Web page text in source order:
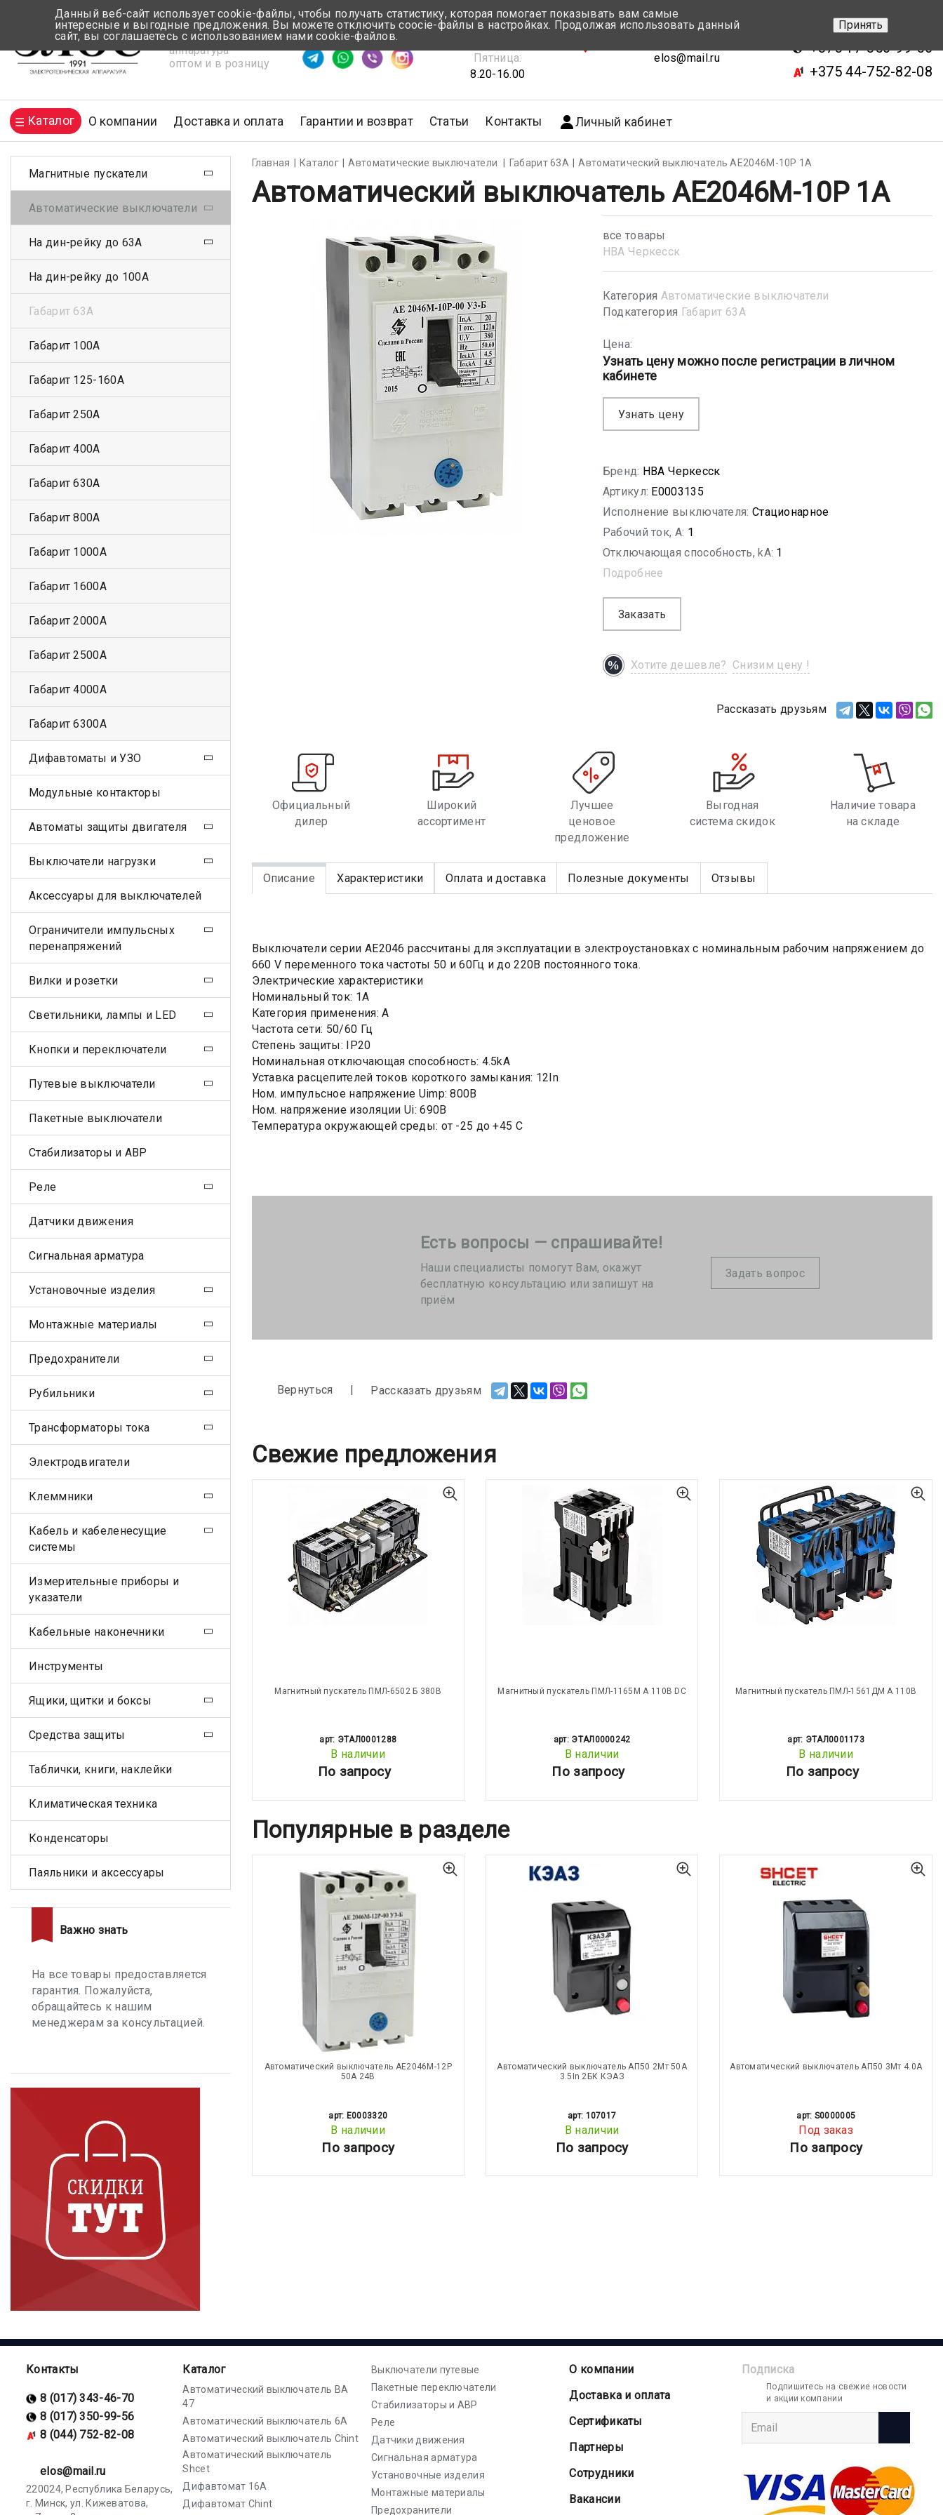
Электротехническая
аппаратура
оптом и в розницу
Время ответа ≈ 5 мин
Понедельник-Четверг:
Пятница:
8.20-16.00
elos@mail.ru
+375 17-343-46-70
+375 17-350-99-56
+375 44-752-82-08
Каталог О компании Доставка и оплата Гарантии и возврат Статьи Контакты Личный кабинет
Главная Каталог Автоматические выключатели Габарит 63А Автоматический выключатель АЕ2046М-10Р 1А
Автоматический выключатель АЕ2046М-10Р 1А
все товары
НВА Черкесск
Категория Автоматические выключатели
Подкатегория Габарит 63А
Цена:
Узнать цену можно после регистрации в личном
кабинете
Узнать цену
Бренд: НВА Черкесск
Артикул: E0003135
Исполнение выключателя: Стационарное
Рабочий ток, A: 1
Отключающая способность, kA: 1
Подробнее
Заказать
Хотите дешевле? Снизим цену !
Рассказать друзьям
Официальный
дилер
Широкий
ассортимент
Лучшее
ценовое
предложение
Выгодная
система скидок
Наличие товара
на складе
Описание Характеристики Оплата и доставка Полезные документы Отзывы
Выключатели серии АЕ2046 рассчитаны для эксплуатации в электроустановках с номинальным рабочим напряжением до
660 V переменного тока частоты 50 и 60Гц и до 220В постоянного тока.
Электрические характеристики
Номинальный ток: 1А
Категория применения: А
Частота сети: 50/60 Гц
Степень защиты: IP20
Номинальная отключающая способность: 4.5kA
Уставка расцепителей токов короткого замыкания: 12In
Ном. импульсное напряжение Uimp: 800В
Ном. напряжение изоляции Ui: 690В
Температура окружающей среды: от -25 до +45 С
Есть вопросы — спрашивайте!
Наши специалисты помогут Вам, окажут
бесплатную консультацию или запишут на
приём
Задать вопрос
Вернуться Рассказать друзьям
Свежие предложения
Магнитный пускатель ПМЛ-6502 Б 380В
арт: ЭТАЛ0001288
В наличии
По запросу
Магнитный пускатель ПМЛ-1165М А 110В DC
арт: ЭТАЛ0000242
В наличии
По запросу
Магнитный пускатель ПМЛ-1561ДМ А 110В
арт: ЭТАЛ0001173
В наличии
По запросу
Популярные в разделе
Автоматический выключатель АЕ2046М-12Р
50А 24В
арт: E0003320
В наличии
По запросу
Автоматический выключатель АП50 2Мт 50А
3.5In 2БК КЭАЗ
арт: 107017
В наличии
По запросу
Автоматический выключатель АП50 3Мт 4.0А
арт: S0000005
Под заказ
По запросу
Магнитные пускатели
Автоматические выключатели
На дин-рейку до 63А
На дин-рейку до 100А
Габарит 63А
Габарит 100А
Габарит 125-160А
Габарит 250А
Габарит 400А
Габарит 630А
Габарит 800А
Габарит 1000А
Габарит 1600А
Габарит 2000А
Габарит 2500А
Габарит 4000А
Габарит 6300А
Дифавтоматы и УЗО
Модульные контакторы
Автоматы защиты двигателя
Выключатели нагрузки
Аксессуары для выключателей
Ограничители импульсных
перенапряжений
Вилки и розетки
Светильники, лампы и LED
Кнопки и переключатели
Путевые выключатели
Пакетные выключатели
Стабилизаторы и АВР
Реле
Датчики движения
Сигнальная арматура
Установочные изделия
Монтажные материалы
Предохранители
Рубильники
Трансформаторы тока
Электродвигатели
Клеммники
Кабель и кабеленесущие
системы
Измерительные приборы и
указатели
Кабельные наконечники
Инструменты
Ящики, щитки и боксы
Средства защиты
Таблички, книги, наклейки
Климатическая техника
Конденсаторы
Паяльники и аксессуары
Важно знать
На все товары предоставляется
гарантия. Пожалуйста,
обращайтесь к нашим
менеджерам за консультацией.
Контакты
8 (017) 343-46-70
8 (017) 350-99-56
8 (044) 752-82-08
elos@mail.ru
220024, Республика Беларусь,
г. Минск, ул. Кижеватова,
Подписка
Подпишитесь на свежие новости
и акции компании
Каталог
Автоматический выключатель ВА
47
Автоматический выключатель 6А
Автоматический выключатель Chint
Автоматический выключатель
Shcet
Дифавтомат 16А
Дифавтомат Chint
Выключатели путевые
Пакетные переключатели
Стабилизаторы и АВР
Реле
Датчики движения
Сигнальная арматура
Установочные изделия
Монтажные материалы
Предохранители
О компании
Доставка и оплата
Cертификаты
Партнеры
Сотрудники
Вакансии
Данный веб-сайт использует cookie-файлы, чтобы получать статистику, которая помогает показывать вам самые
интересные и выгодные предложения. Вы можете отключить coocie-файлы в настройках. Продолжая использовать данный
сайт, вы соглашаетесь с использованием нами cookie-файлов.
Принять